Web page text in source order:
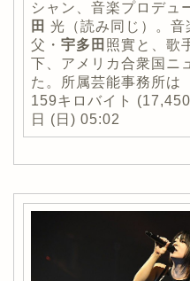
シャン、音楽プロデュ
田 光（読み同じ）。
父・ 宇多田 照實と、歌
下、アメリカ合衆国ニ
た。所属芸能事務所は
159キロバイト
日 (日) 05:02